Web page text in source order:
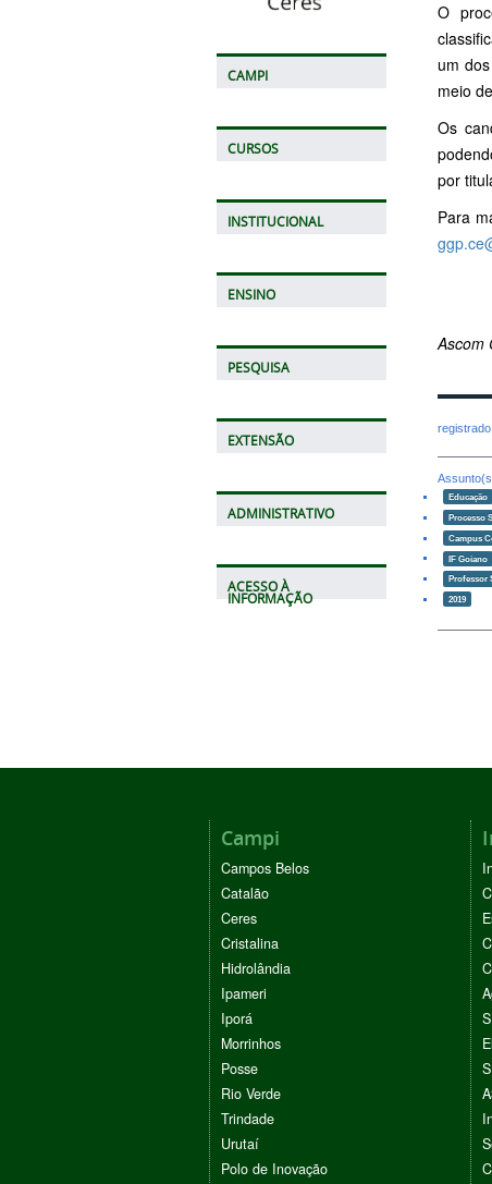
CAMPI
CURSOS
INSTITUCIONAL
ENSINO
PESQUISA
EXTENSÃO
ADMINISTRATIVO
ACESSO À
INFORMAÇÃO
O
um
meio
Os
por
Para
Ascom
registrado
Educação
Processo
Campus
IF Goiano
Professor
2019
Campi
Campos Belos
Catalão
Ceres
Cristalina
Hidrolândia
Ipameri
Iporá
Morrinhos
Posse
Rio Verde
Trindade
Urutaí
Polo de Inovação